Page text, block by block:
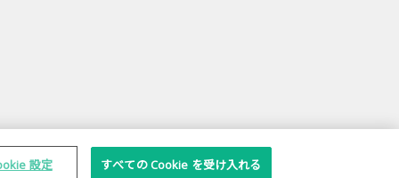
設定 すべての Cookie を受け入れる